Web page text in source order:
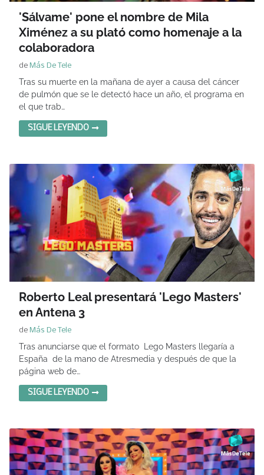
'Sálvame' pone el nombre de Mila
Ximénez a su plató como homenaje a la
colaboradora
de Más De Tele
Tras su muerte en la mañana de ayer a causa del cáncer
de pulmón que se le detectó hace un año, el programa en
el que trab…
SIGUE LEYENDO
Roberto Leal presentará 'Lego Masters'
en Antena 3
de Más De Tele
Tras anunciarse que el formato Lego Masters llegaría a
España de la mano de Atresmedia y después de que la
página web de…
SIGUE LEYENDO